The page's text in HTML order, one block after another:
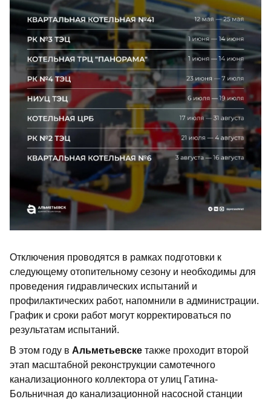
Отключения проводятся в рамках подготовки к
следующему отопительному сезону и необходимы для
проведения гидравлических испытаний и
профилактических работ, напомнили в администрации.
График и сроки работ могут корректироваться по
результатам испытаний.
В этом году в Альметьевске также проходит второй
этап масштабной реконструкции самотечного
канализационного коллектора от улиц Гатина-
Больничная до канализационной насосной станции